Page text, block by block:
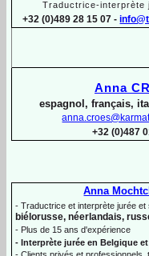
Traductrice-interprète
+32 (0)489 28 15 07 -
Anna
espagnol, français,
+32 (0)487
Anna
- Traductrice et interprète jurée et
biélorusse, néerlandais,
- Plus de 15 ans d'expérience
- Interprète jurée en Belgique